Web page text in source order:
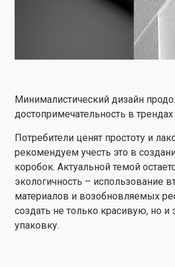
Минималистический дизайн
достопримечательность в
Потребители ценят простоту и
рекомендуем учесть это в
коробок. Актуальной темой
экологичность – использование
материалов и возобновляемых
создать не только красивую, но и
упаковку.